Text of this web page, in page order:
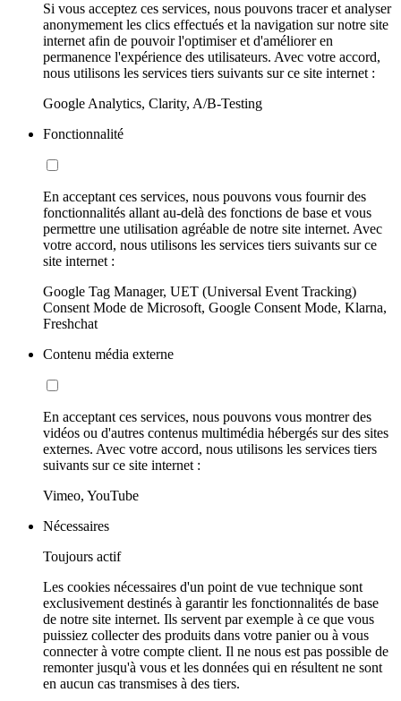
Si vous acceptez ces services, nous pouvons tracer et analyser
anonymement les clics effectués et la navigation sur notre site
internet afin de pouvoir l'optimiser et d'améliorer en
permanence l'expérience des utilisateurs. Avec votre accord,
nous utilisons les services tiers suivants sur ce site internet :
Google Analytics, Clarity, A/B-Testing
Fonctionnalité
En acceptant ces services, nous pouvons vous fournir des
fonctionnalités allant au-delà des fonctions de base et vous
permettre une utilisation agréable de notre site internet. Avec
votre accord, nous utilisons les services tiers suivants sur ce
site internet :
Google Tag Manager, UET (Universal Event Tracking)
Consent Mode de Microsoft, Google Consent Mode, Klarna,
Freshchat
Contenu média externe
En acceptant ces services, nous pouvons vous montrer des
vidéos ou d'autres contenus multimédia hébergés sur des sites
externes. Avec votre accord, nous utilisons les services tiers
suivants sur ce site internet :
Vimeo, YouTube
Nécessaires
Toujours actif
Les cookies nécessaires d'un point de vue technique sont
exclusivement destinés à garantir les fonctionnalités de base
de notre site internet. Ils servent par exemple à ce que vous
puissiez collecter des produits dans votre panier ou à vous
connecter à votre compte client. Il ne nous est pas possible de
remonter jusqu'à vous et les données qui en résultent ne sont
en aucun cas transmises à des tiers.